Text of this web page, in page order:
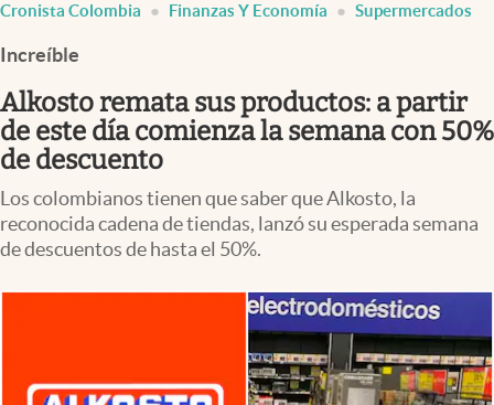
USA
Colombia
Cronista Colombia Finanzas Y Economía Supermercados
Increíble
Alkosto remata sus productos: a partir
de este día comienza la semana con 50%
de descuento
Los colombianos tienen que saber que Alkosto, la
reconocida cadena de tiendas, lanzó su esperada semana
de descuentos de hasta el 50%.